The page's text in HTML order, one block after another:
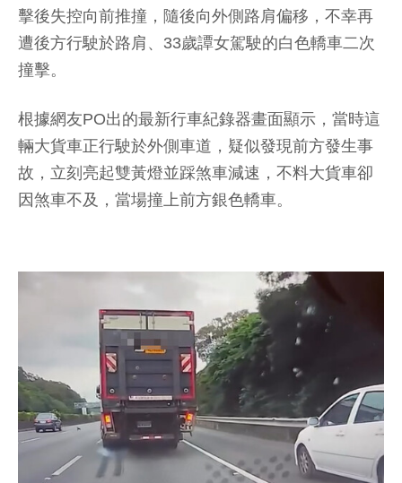
擊後失控向前推撞，隨後向外側路肩偏移，不幸再
遭後方行駛於路肩、33歲譚女駕駛的白色轎車二次
撞擊。
根據網友PO出的最新行車紀錄器畫面顯示，當時這
輛大貨車正行駛於外側車道，疑似發現前方發生事
故，立刻亮起雙黃燈並踩煞車減速，不料大貨車卻
因煞車不及，當場撞上前方銀色轎車。